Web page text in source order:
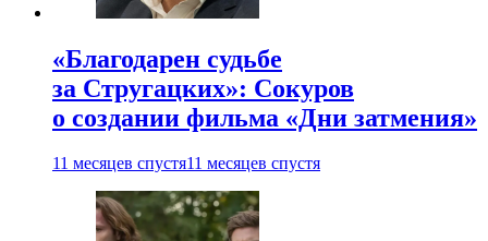
«Благодарен судьбе
за Стругацких»: Сокуров
о создании фильма «Дни затмения»
11 месяцев спустя11 месяцев спустя